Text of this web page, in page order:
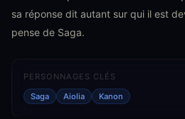
sa réponse dit autant sur qui il est
pense de Saga.
PERSONNAGES CLÉS
Saga Aiolia Kanon